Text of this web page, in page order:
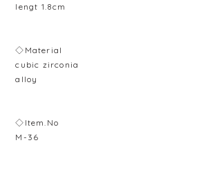
lengt 1.8cm
◇Material
cubic zirconia
alloy
◇Item.No
M-36